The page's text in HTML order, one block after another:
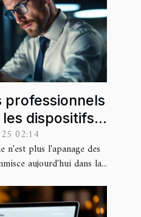
professionnels
dispositifs
?
02:14
n'est plus l'apanage des
aujourd'hui dans la...